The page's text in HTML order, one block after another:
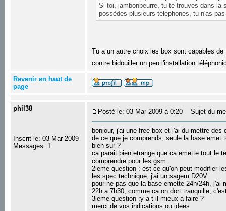
Si toi, jambonbeurre, tu te trouves dans la
possèdes plusieurs téléphones, tu n'as
Tu a un autre choix les box sont capables
contre bidouiller un peu l'installation
Revenir en haut de
page
phil38
Inscrit le: 03 Mar 2009
Messages: 1
Posté le: 03 Mar 2009 à 0:20 Sujet du
bonjour, j'ai une free box et j'ai du mettre
de ce que je comprends, seule la base
bien sur ?
ca parait bien etrange que ca emette tout le
comprendre pour les gsm.
2ieme question : est-ce qu'on peut modifier
les spec technique, j'ai un sagem D20V
pour ne pas que la base emette 24h/24h,
22h a 7h30, comme ca on dort tranquille,
3ieme question :y a t il mieux a faire ?
merci de vos indications ou idees